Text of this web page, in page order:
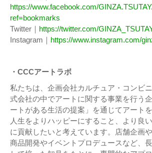
https://www.facebook.com/
ref=bookmarks
Twitter｜ https://twitter.com/
Instagram｜ https://www.instagram.com/
・CCCアートラボ
私たちは、企画会社カルチュア・コンビ
式会社の中でアートに関する事業を行う
ートがある生活の提案」を通じてアート
人生をよりハッピーにすること、より良
に貢献したいと考えています。店舗企画
商品開発やイベントプロデュースなど、